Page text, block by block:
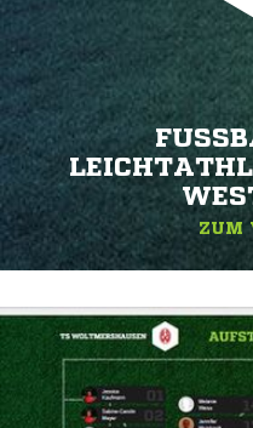
ZUM